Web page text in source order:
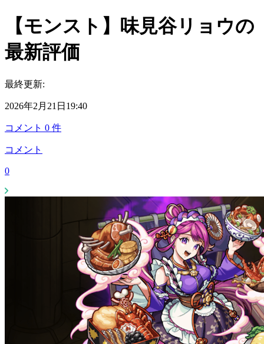
【モンスト】味見谷リョウの
最新評価
最終更新:
2026年2月21日19:40
コメント 0 件
コメント
0